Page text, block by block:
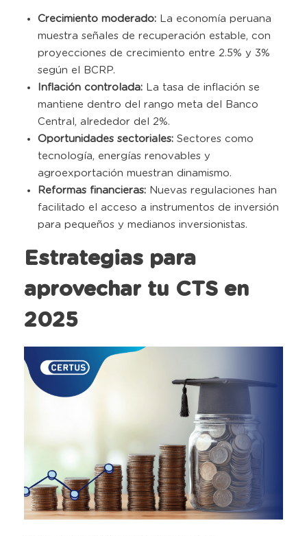
Crecimiento moderado: La economía peruana
muestra señales de recuperación estable, con
proyecciones de crecimiento entre 2.5% y 3%
según el BCRP.
nflación controlada: La tasa de inflación se
mantiene dentro del rango meta del Banco
Central, alrededor del 2%.
Oportunidades sectoriales: Sectores como
tecnología, energías renovables y
agroexportación muestran dinamismo.
Reformas financieras: Nuevas regulaciones han
facilitado el acceso a instrumentos de inversión
para pequeños y medianos inversionistas.
Estrategias para
aprovechar tu CTS en
2025